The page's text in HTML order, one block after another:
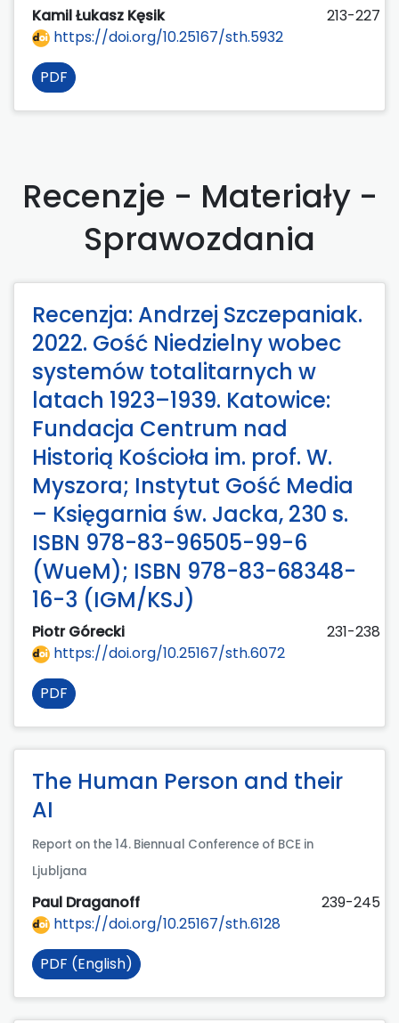
Kamil Łukasz Kęsik
213-227
https://doi.org/10.25167/sth.5932
PDF
Recenzje - Materiały -
Sprawozdania
Recenzja: Andrzej Szczepaniak.
2022. Gość Niedzielny wobec
systemów totalitarnych w
latach 1923–1939. Katowice:
Fundacja Centrum nad
Historią Kościoła im. prof. W.
Myszora; Instytut Gość Media
– Księgarnia św. Jacka, 230 s.
ISBN 978-83-96505-99-6
(WueM); ISBN 978-83-68348-
16-3 (IGM/KSJ)
Piotr Górecki
231-238
https://doi.org/10.25167/sth.6072
PDF
The Human Person and their
AI
Report on the 14. Biennual Conference of BCE in
Ljubljana
Paul Draganoff
239-245
https://doi.org/10.25167/sth.6128
PDF (English)